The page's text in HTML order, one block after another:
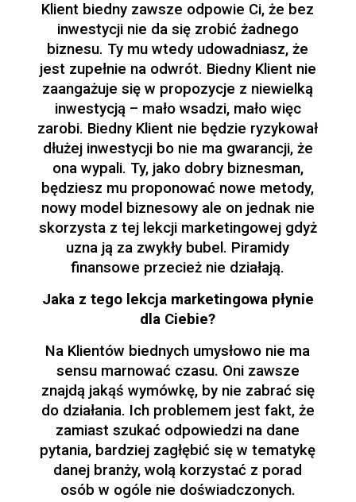
Klient biedny zawsze odpowie Ci, że bez
inwestycji nie da się zrobić żadnego
biznesu. Ty mu wtedy udowadniasz, że
jest zupełnie na odwrót. Biedny Klient nie
zaangażuje się w propozycje z niewielką
inwestycją – mało wsadzi, mało więc
zarobi. Biedny Klient nie będzie ryzykował
dłużej inwestycji bo nie ma gwarancji, że
ona wypali. Ty, jako dobry biznesman,
będziesz mu proponować nowe metody,
nowy model biznesowy ale on jednak nie
skorzysta z tej lekcji marketingowej gdyż
uzna ją za zwykły bubel. Piramidy
finansowe przecież nie działają.
Jaka z tego lekcja marketingowa płynie
dla Ciebie?
Na Klientów biednych umysłowo nie ma
sensu marnować czasu. Oni zawsze
znajdą jakąś wymówkę, by nie zabrać się
do działania. Ich problemem jest fakt, że
zamiast szukać odpowiedzi na dane
pytania, bardziej zagłębić się w tematykę
danej branży, wolą korzystać z porad
osób w ogóle nie doświadczonych.